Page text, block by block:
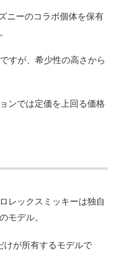
ニーのコラボ個体を保有
すが、希少性の高さから
ンでは定価を上回る価格
レックスミッキーは独自
モデル。
けが所有するモデルで